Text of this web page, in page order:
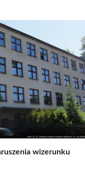
wizerunku